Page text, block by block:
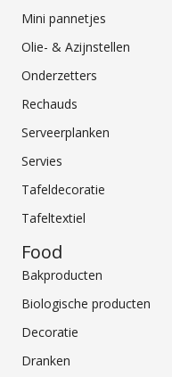
Mini pannetjes
Olie- & Azijnstellen
Onderzetters
Rechauds
Serveerplanken
Servies
Tafeldecoratie
Tafeltextiel
Food
Bakproducten
Biologische producten
Decoratie
Dranken